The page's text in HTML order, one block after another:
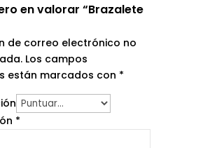
en valorar “Brazalete
de correo electrónico no
Los campos
están marcados con *
*